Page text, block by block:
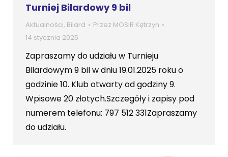
Turniej Bilardowy 9 bil
Aktualności, Bilard Przez MOSiR Kętrzyn
14 stycznia 2025
Zapraszamy do udziału w Turnieju
Bilardowym 9 bil w dniu 19.01.2025 roku o
godzinie 10. Klub otwarty od godziny 9.
Wpisowe 20 złotych.Szczegóły i zapisy pod
numerem telefonu: 797 512 331Zapraszamy
do udziału.